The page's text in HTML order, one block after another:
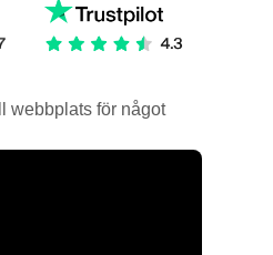
webbplats för något